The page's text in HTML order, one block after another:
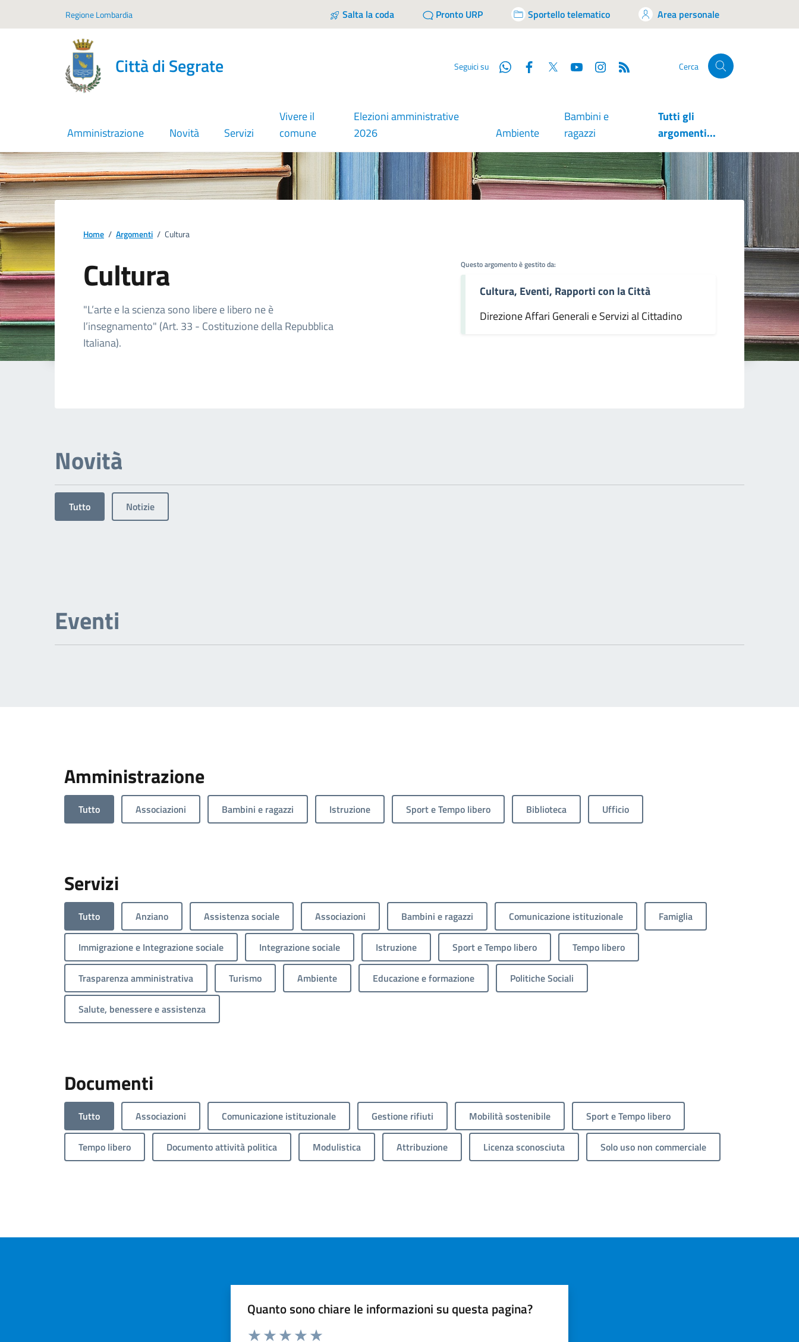
Regione Lombardia Salta la coda Pronto URP Sportello telematico Area personale
Città di Segrate Seguici su WhatsappFacebook
Twitter YouTube Cerca
Amministrazione Novità Servizi
Vivere il
comune
Elezioni amministrative
2026
Ambiente
Bambini e
ragazzi
Tutti gli
argomenti...
Home / Argomenti / Cultura
Cultura
Dettagli dell'argomento
"L’arte e la scienza sono libere e libero ne è
l’insegnamento" (Art. 33 - Costituzione della Repubblica
Italiana).
Questo argomento è gestito da:
Cultura, Eventi, Rapporti con la Città
Direzione Affari Generali e Servizi al Cittadino
Novità
Tutto Notizie
Eventi
Amministrazione
Tutto Associazioni Bambini e ragazzi Istruzione Sport e Tempo libero Biblioteca Ufficio
Servizi
Tutto Anziano Assistenza sociale Associazioni Bambini e ragazzi Comunicazione istituzionale Famiglia
Immigrazione e Integrazione sociale Integrazione sociale Istruzione Sport e Tempo libero Tempo libero
Trasparenza amministrativa Turismo Ambiente Educazione e formazione Politiche Sociali
Salute, benessere e assistenza
Documenti
Tutto Associazioni Comunicazione istituzionale Gestione rifiuti Mobilità sostenibile Sport e Tempo libero
Tempo libero Documento attività politica Modulistica Attribuzione Licenza sconosciuta Solo uso non commerciale
Quanto sono chiare le informazioni su questa pagina?
Valuta da 1 a 5 stelle la pagina